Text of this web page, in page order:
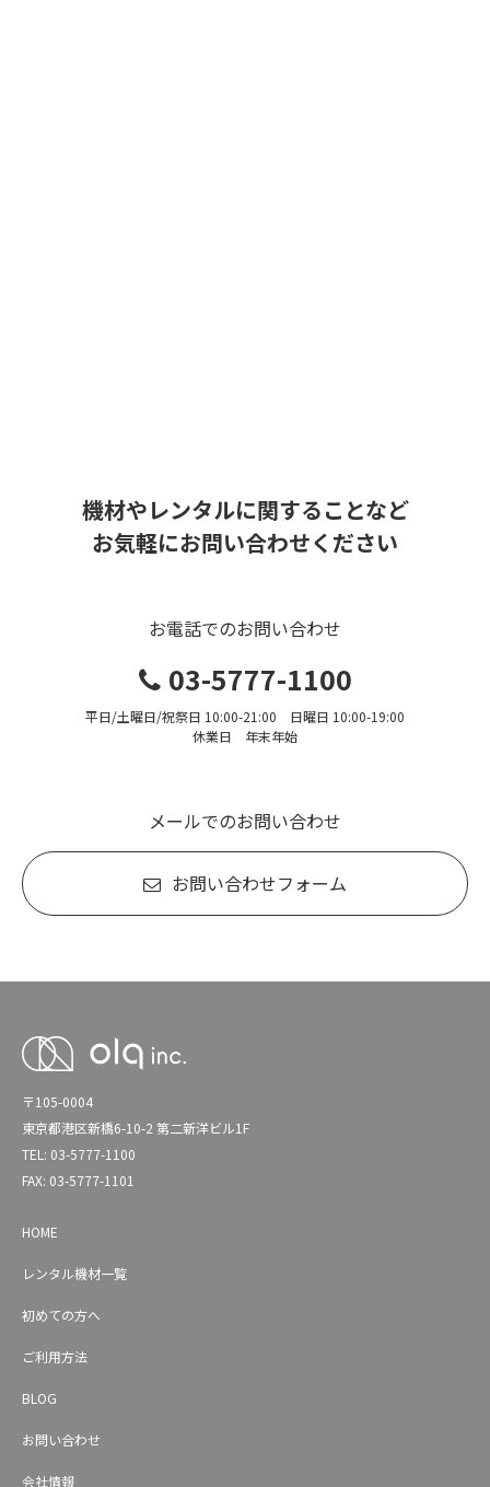
機材やレンタルに関することなど
お気軽にお問い合わせください
お電話でのお問い合わせ
03-5777-1100
平日/土曜日/祝祭日 10:00-21:00 日曜日 10:00-19:00
休業日 年末年始
メールでのお問い合わせ
お問い合わせフォーム
〒105-0004
東京都港区新橋6-10-2 第二新洋ビル1F
TEL: 03-5777-1100
FAX: 03-5777-1101
HOME
レンタル機材一覧
初めての方へ
ご利用方法
BLOG
お問い合わせ
会社情報